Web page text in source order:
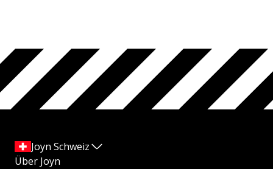
Joyn Schweiz
Über Joyn